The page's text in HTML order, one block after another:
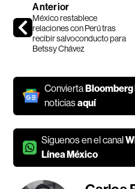
Anterior
México restablece
relaciones con Perú tras
recibir salvoconducto para
Betssy Chávez
ConviertaBloomberg
noticiasaquí
Síguenos en el canal
Línea México